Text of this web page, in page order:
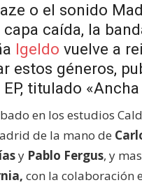
o el sonido
caída, la
Igeldo vuelve a
estos géneros,
titulado
en los estudios
de la mano de
y Pablo Fergus, y
con la colaboración